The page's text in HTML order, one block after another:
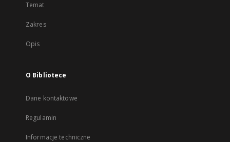
Temat
Zakres
Opis
O Bibliotece
Dane kontaktowe
Regulamin
Informacje techniczne